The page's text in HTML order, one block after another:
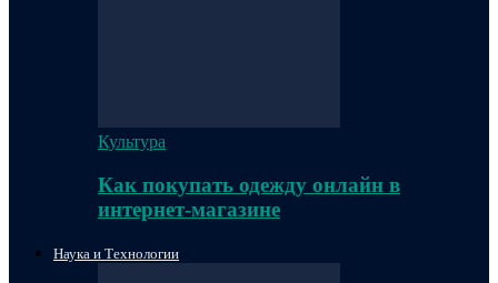
Культура
Как покупать одежду онлайн в
интернет-магазине
Наука и Технологии